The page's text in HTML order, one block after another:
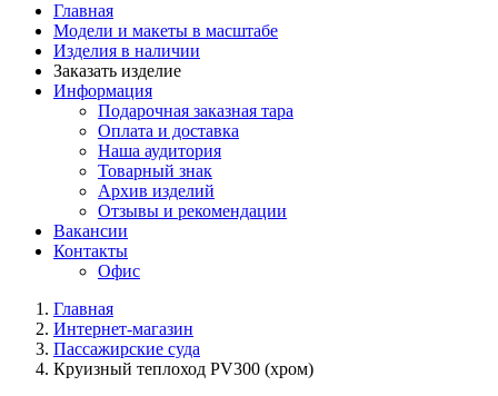
Главная
Модели и макеты в масштабе
Изделия в наличии
Заказать изделие
Информация
Подарочная заказная тара
Оплата и доставка
Наша аудитория
Товарный знак
Архив изделий
Отзывы и рекомендации
Вакансии
Контакты
Офис
Главная
Интернет-магазин
Пассажирские суда
Круизный теплоход PV300 (хром)